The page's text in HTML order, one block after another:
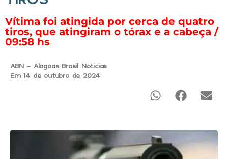
Vítima foi atingida por cerca de quatro
tiros, que atingiram o tórax e a cabeça /
09:58 hs
ABN - Alagoas Brasil Noticias
Em 14 de outubro de 2024